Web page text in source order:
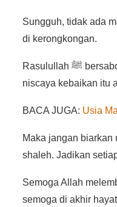
Sungguh, tidak ada
di kerongkongan.
Rasulullah ﷺ bersabda: “Bertakwalah kepada Allah di manapun engkau berada, iringilah keburukan dengan kebaikan
niscaya kebaikan itu
BACA JUGA: Usia
Maka jangan biarkan
shaleh. Jadikan
Semoga Allah
semoga di akhir